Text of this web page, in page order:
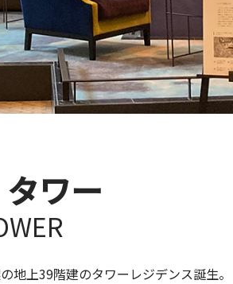
ワー
地上39階建のタワーレジデンス誕生。